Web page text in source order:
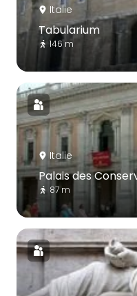
Italie
Tabularium
146 m
Italie
Palais des
87 m